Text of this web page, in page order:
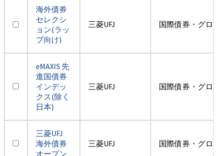
海外債券
セレクシ
ョン(ラッ
プ向け)
三菱UFJ 国際債券・グロ
eMAXIS 先
進国債券
インデッ
クス(除く
日本)
三菱UFJ 国際債券・グロ
三菱UFJ
海外債券
オープン
三菱UFJ 国際債券・グロ